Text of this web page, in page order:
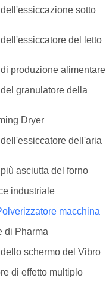
sotto
del letto
produzione alimentare
granulatore della
Dryer
dell'aria
asciutta del forno
industriale
macchina
di Pharma
schermo del Vibro
di effetto multiplo